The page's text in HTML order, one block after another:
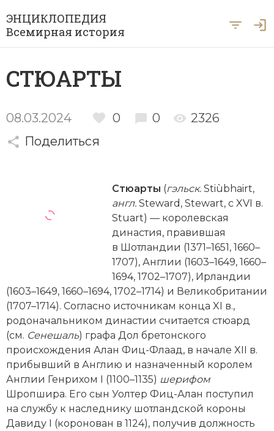
ЭНЦИКЛОПЕДИЯ
Всемирная история
Рубрики
Азия
Археология
Византия
Генеалогия, геральдика
Государство и право
Европа
Империи
Историческая география и топонимика
История материальной и духовной культуры
Античность
История Первобытного общества
История Средних веков
А … Я
Н О П Р С Т
Ф Ч Ш Щ Ы Э
СТЮАРТЫ
08.03.2024 0 0
2326
Поделиться
Стюарты (гэльск.Stiùbhairt,
англ.Stew­ard, Stewart, с XVI в.
Stuart) — королевская
династия, правившая
в Шотландии (1371–1651, 1660–
1707), Англии (1603–1649, 1660–
1694, 1702–1707), Ирландии
(1603–1649, 1660–1694, 1702–1714) и Великобритании
(1707–1714). Согласно источникам конца XI в.,
родоначальником династии считается стюард
(см. Сенешаль) графа Дол бретонского
происхождения Алан Фиц-Флаад, в начале XII в.
прибывший в Англию и назначенный королем
Англии Генрихом I (1100–1135) шерифом
Шропшира. Его сын Уолтер Фиц-Алан поступил
на службу к наследнику шотландской короны
Давиду I (коронован в 1124), получив должность